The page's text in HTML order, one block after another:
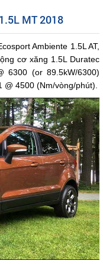
MT 2018
Ambiente 1.5L AT,
cơ xăng 1.5L Duratec
6300 (or 89.5kW/6300)
4500 (Nm/vòng/phút).